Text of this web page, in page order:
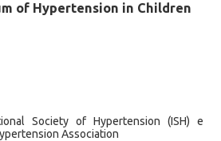
of Hypertension in Children
Society of Hypertension (ISH) e
Association